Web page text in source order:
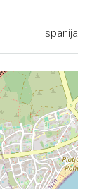
Ispanija